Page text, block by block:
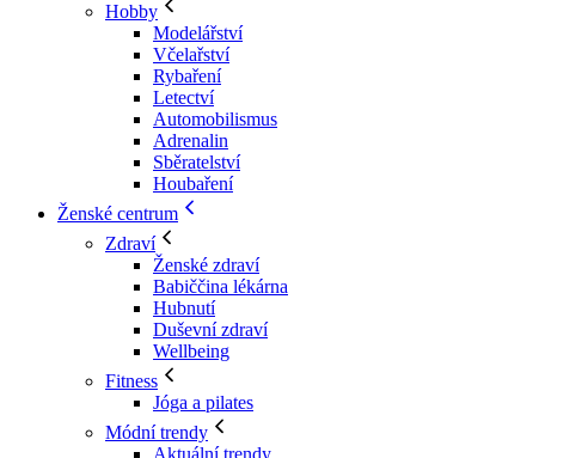
Hobby
Modelářství
Včelařství
Rybaření
Letectví
Automobilismus
Adrenalin
Sběratelství
Houbaření
Ženské centrum
Zdraví
Ženské zdraví
Babiččina lékárna
Hubnutí
Duševní zdraví
Wellbeing
Fitness
Jóga a pilates
Módní trendy
Aktuální trendy